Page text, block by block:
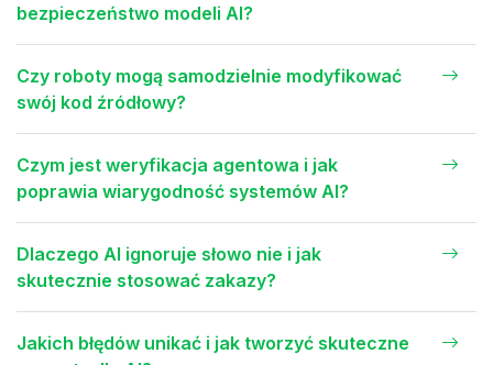
bezpieczeństwo modeli AI?
Czy roboty mogą samodzielnie modyfikować
swój kod źródłowy?
Czym jest weryfikacja agentowa i jak
poprawia wiarygodność systemów AI?
Dlaczego AI ignoruje słowo nie i jak
skutecznie stosować zakazy?
Jakich błędów unikać i jak tworzyć skuteczne